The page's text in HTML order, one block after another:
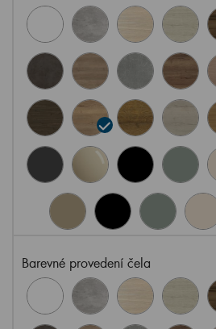
Barevné provedení čela